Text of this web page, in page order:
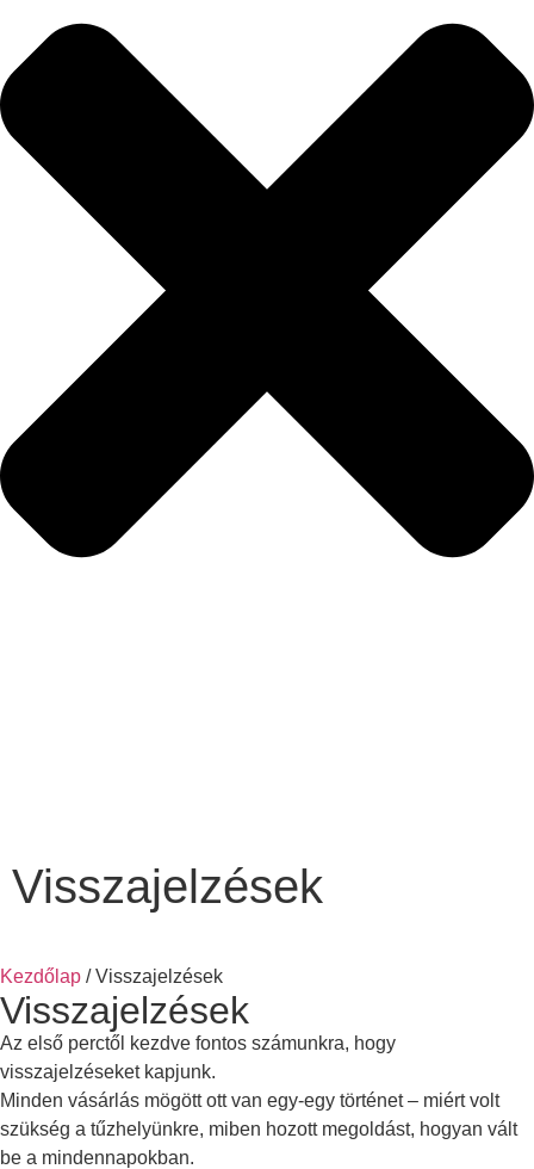
Visszajelzések
Kezdőlap / Visszajelzések
Visszajelzések
Az első perctől kezdve fontos számunkra, hogy
visszajelzéseket kapjunk.
Minden vásárlás mögött ott van egy-egy történet – miért volt
szükség a tűzhelyünkre, miben hozott megoldást, hogyan vált
be a mindennapokban.